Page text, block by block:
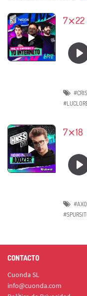
7⨯22
7⨯18
CONTACTO
Cuonda SL
info@cuonda.com